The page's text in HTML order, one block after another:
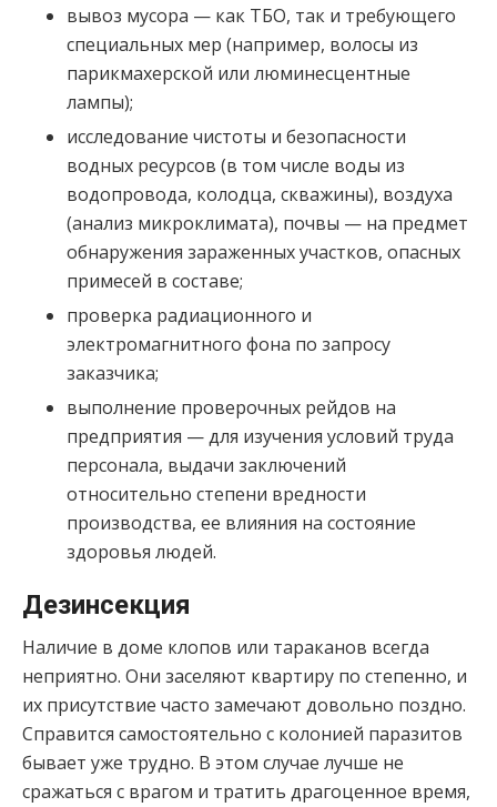
вывоз мусора — как ТБО, так и требующего
специальных мер (например, волосы из
парикмахерской или люминесцентные
лампы);
исследование чистоты и безопасности
водных ресурсов (в том числе воды из
водопровода, колодца, скважины), воздуха
(анализ микроклимата), почвы — на предмет
обнаружения зараженных участков, опасных
примесей в составе;
проверка радиационного и
электромагнитного фона по запросу
заказчика;
выполнение проверочных рейдов на
предприятия — для изучения условий труда
персонала, выдачи заключений
относительно степени вредности
производства, ее влияния на состояние
здоровья людей.
Дезинсекция
Наличие в доме клопов или тараканов всегда
неприятно. Они заселяют квартиру по степенно, и
их присутствие часто замечают довольно поздно.
Справится самостоятельно с колонией паразитов
бывает уже трудно. В этом случае лучше не
сражаться с врагом и тратить драгоценное время,